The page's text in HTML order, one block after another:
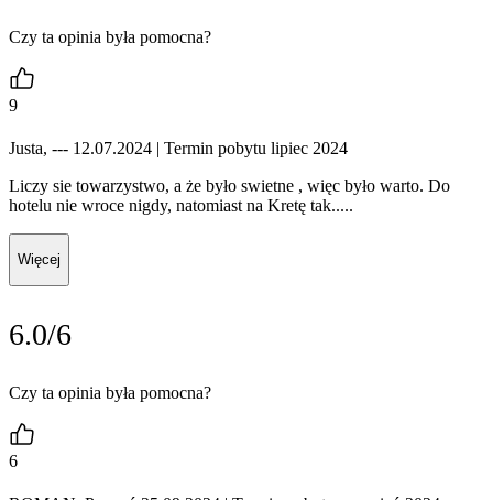
Czy ta opinia była pomocna?
9
Justa, --- 12.07.2024 | Termin pobytu lipiec 2024
Liczy sie towarzystwo, a że było swietne , więc było warto. Do
hotelu nie wroce nigdy, natomiast na Kretę tak.....
Więcej
6.0/6
Czy ta opinia była pomocna?
6